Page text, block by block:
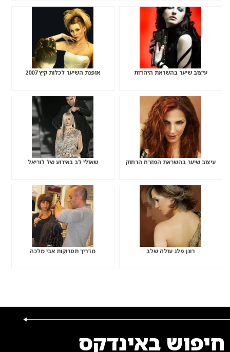
עיצוב שיער בהשראת היהדות אופנת השיער לכלות קיץ 2007
עיצוב שיער בהשראת המזרח הרחוק שאולי לב באירוע של לוריאל
רונן פלג עולה שלב מדריך תסרוקות אבי מלכה
חיפוש באינדקס